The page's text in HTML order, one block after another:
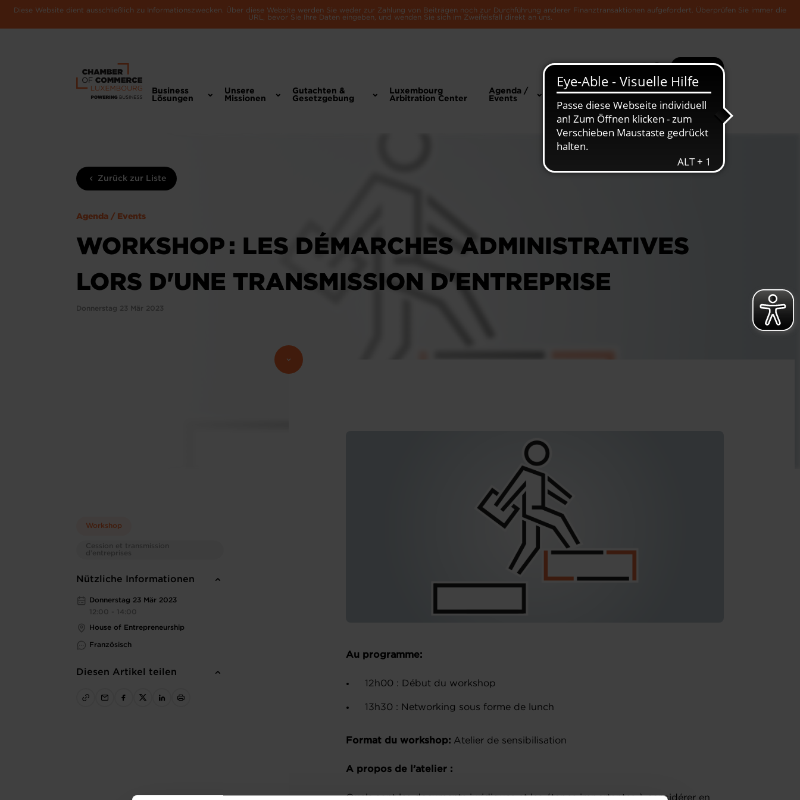
Diese Website dient ausschließlich zu Informationszwecken. Über diese Website werden Sie weder zur Zahlung von Beiträgen noch zur Durchführung anderer Finanztransaktionen aufgefordert. Überprüfen Sie immer die
URL, bevor Sie Ihre Daten eingeben, und wenden Sie sich im Zweifelsfall direkt an uns.
Suche Mehr
Business
Lösungen
Unsere
Missionen
Gutachten &
Gesetzgebung
Luxembourg
Arbitration Center
Agenda /
Events
News &
Die Luxemburger
Zurück zur Liste
Agenda / Events
WORKSHOP : LES DÉMARCHES ADMINISTRATIVES
LORS D'UNE TRANSMISSION D'ENTREPRISE
Donnerstag 23 Mär 2023
Workshop
Cession et transmission
d’entreprises
Nützliche Informationen
Donnerstag 23 Mär 2023
12:00 - 14:00
House of Entrepreneurship
Französisch
Diesen Artikel teilen
Au programme:
12h00 : Début du workshop
13h30 : Networking sous forme de lunch
Format du workshop: Atelier de sensibilisation
A propos de l’atelier :
Quels sont les documents juridiques et les étapes importantes à considérer en